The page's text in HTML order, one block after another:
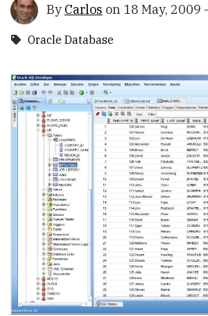
By Carlos on 18 May, 2009
Oracle Database